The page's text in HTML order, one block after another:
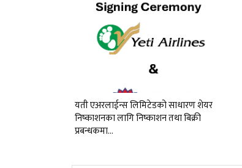
यती एअरलाईन्स लिमिटेडको साधारण शेयर
निष्काशनका लागि निष्काशन तथा बिक्री
प्रबन्धकमा…